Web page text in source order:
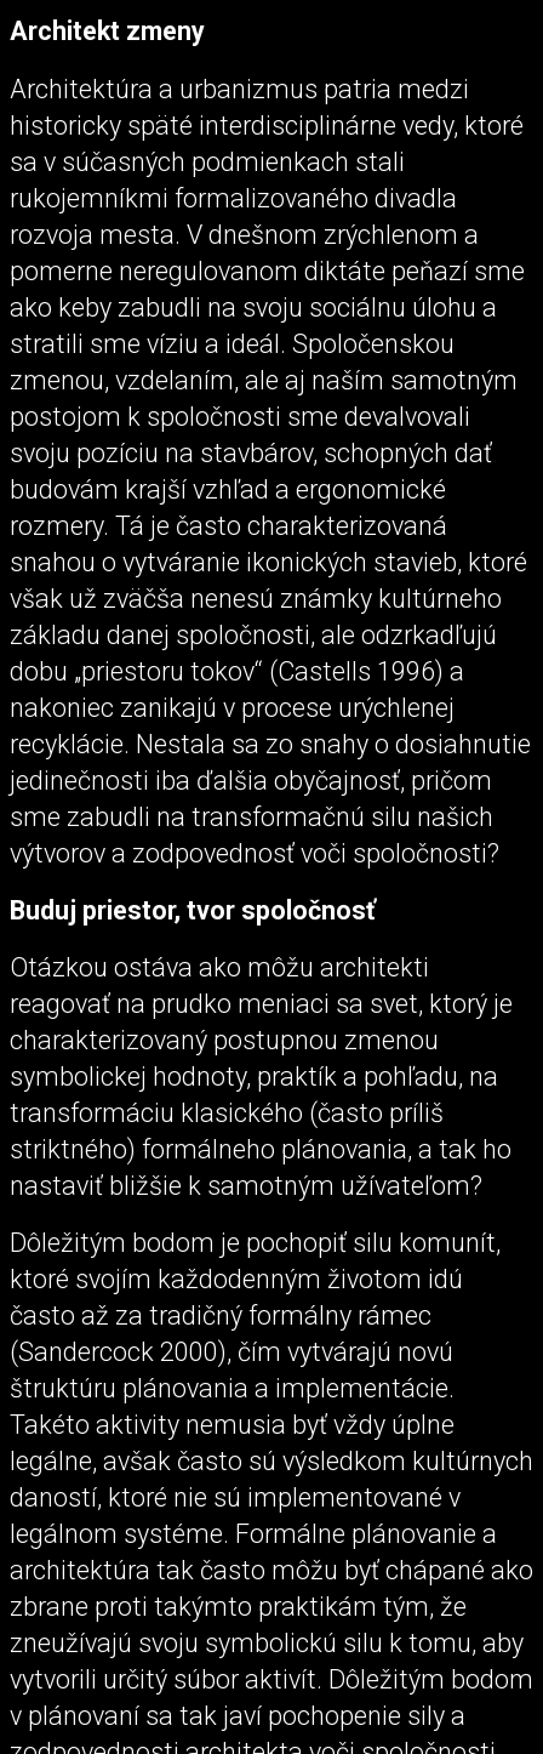
Architekt zmeny
Architektúra a urbanizmus patria medzi
historicky späté interdisciplinárne vedy, ktoré
sa v súčasných podmienkach stali
rukojemníkmi formalizovaného divadla
rozvoja mesta. V dnešnom zrýchlenom a
pomerne neregulovanom diktáte peňazí sme
ako keby zabudli na svoju sociálnu úlohu a
stratili sme víziu a ideál. Spoločenskou
zmenou, vzdelaním, ale aj naším samotným
postojom k spoločnosti sme devalvovali
svoju pozíciu na stavbárov, schopných dať
budovám krajší vzhľad a ergonomické
rozmery. Tá je často charakterizovaná
snahou o vytváranie ikonických stavieb, ktoré
však už zväčša nenesú známky kultúrneho
základu danej spoločnosti, ale odzrkadľujú
dobu „priestoru tokov“ (Castells 1996) a
nakoniec zanikajú v procese urýchlenej
recyklácie. Nestala sa zo snahy o dosiahnutie
jedinečnosti iba ďalšia obyčajnosť, pričom
sme zabudli na transformačnú silu našich
výtvorov a zodpovednosť voči spoločnosti?
Buduj priestor, tvor spoločnosť
Otázkou ostáva ako môžu architekti
reagovať na prudko meniaci sa svet, ktorý je
charakterizovaný postupnou zmenou
symbolickej hodnoty, praktík a pohľadu, na
transformáciu klasického (často príliš
striktného) formálneho plánovania, a tak ho
nastaviť bližšie k samotným užívateľom?
Dôležitým bodom je pochopiť silu komunít,
ktoré svojím každodenným životom idú
často až za tradičný formálny rámec
(Sandercock 2000), čím vytvárajú novú
štruktúru plánovania a implementácie.
Takéto aktivity nemusia byť vždy úplne
legálne, avšak často sú výsledkom kultúrnych
daností, ktoré nie sú implementované v
legálnom systéme. Formálne plánovanie a
architektúra tak často môžu byť chápané ako
zbrane proti takýmto praktikám tým, že
zneužívajú svoju symbolickú silu k tomu, aby
vytvorili určitý súbor aktivít. Dôležitým bodom
v plánovaní sa tak javí pochopenie sily a